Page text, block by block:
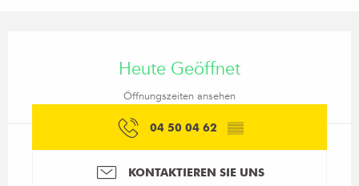
Heute Geöffnet
Öffnungszeiten ansehen
04 50 04 62 ▒▒
KONTAKTIEREN SIE UNS